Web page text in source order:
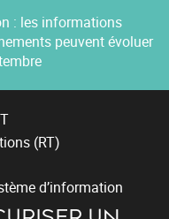
: les informations
peuvent évoluer
(RT)
d’information